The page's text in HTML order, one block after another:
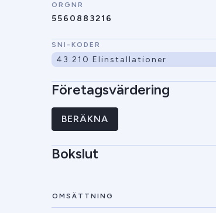
ORGNR
5560883216
SNI-KODER
43.210 Elinstallationer
Företagsvärdering
BERÄKNA
Bokslut
OMSÄTTNING